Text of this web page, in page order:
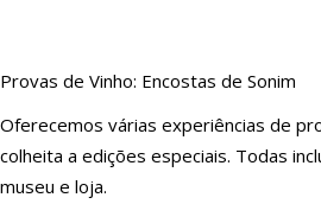
Provas de Vinho: Encostas de Sonim
Oferecemos várias experiências de
colheita a edições especiais. Todas
museu e loja.